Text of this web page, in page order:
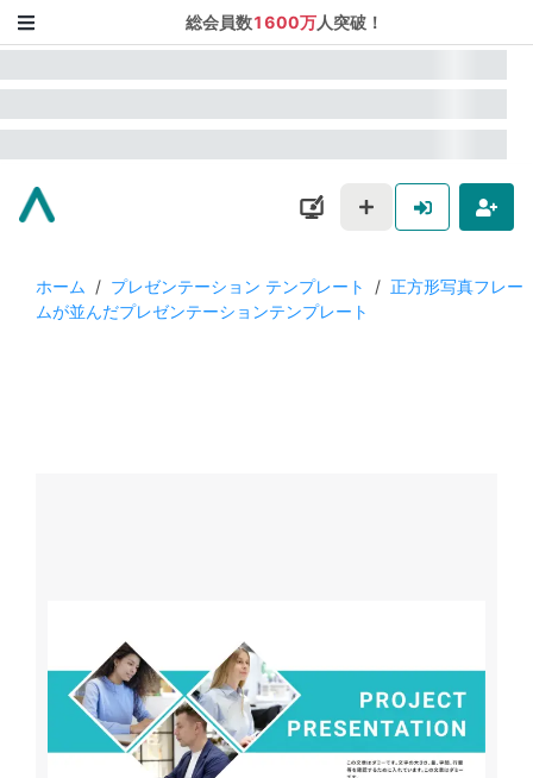
総会員数1600万人突破！
ホーム / プレゼンテーション テンプレート / 正方形写真フレー
ムが並んだプレゼンテーションテンプレート